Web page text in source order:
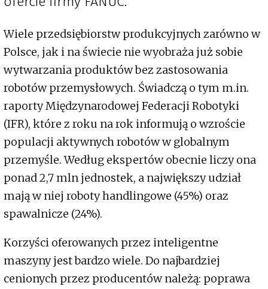
Wiele przedsiębiorstw produkcyjnych zarówno w
Polsce, jak i na świecie nie wyobraża już sobie
wytwarzania produktów bez zastosowania
robotów przemysłowych. Świadczą o tym m.in.
raporty Międzynarodowej Federacji Robotyki
(IFR), które z roku na rok informują o wzroście
populacji aktywnych robotów w globalnym
przemyśle. Według ekspertów obecnie liczy ona
ponad 2,7 mln jednostek, a największy udział
mają w niej roboty handlingowe (45%) oraz
spawalnicze (24%).
Korzyści oferowanych przez inteligentne
maszyny jest bardzo wiele. Do najbardziej
cenionych przez producentów należą: poprawa